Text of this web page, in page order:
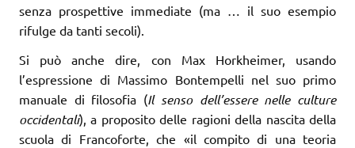
senza prospettive immediate (ma … il suo esempio
rifulge da tanti secoli).
Si può anche dire, con Max Horkheimer, usando
l’espressione di Massimo Bontempelli nel suo primo
manuale di filosofia (Il senso dell’essere nelle culture
occidentali), a proposito delle ragioni della nascita della
scuola di Francoforte, che «il compito di una teoria